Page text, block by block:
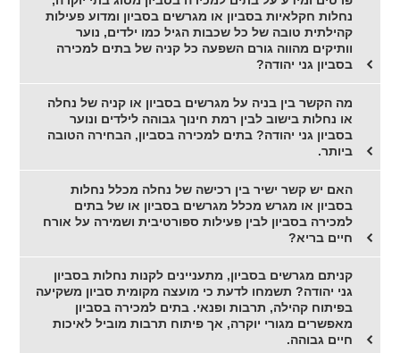
נחלות חקלאיות בסביון או מגרשים בסביון ומדוע פעילות
קהילתית טובה של כל שכבות הגיל כמו ילדים, נוער
וותיקים מהווה גורם השפעה כל קניה של בתים למכירה
בסביון גני יהודה?
מה הקשר בין בניה על מגרשים בסביון או קניה של נחלה
או נחלות בישוב לבין רמת חינוך גבוהה לילדים ונוער
בסביון גני יהודה? בתים למכירה בסביון, הבחירה הטובה
ביותר.
האם יש קשר ישיר בין רכישה של נחלה מכלל נחלות
בסביון או מגרש מכלל מגרשים בסביון או של בתים
למכירה בסביון לבין פעילות ספורטיבית ושמירה על אורח
חיים בריא?
קניתם מגרשים בסביון, מתעניינים לקנות נחלות בסביון
גני יהודה? תשמחו לדעת כי מועצה מקומית סביון משקיעה
בפיתוח קהילה, תרבות ופנאי. בתים למכירה בסביון
מאפשרים מגורי יוקרה, אך פיתוח תרבות מוביל לאיכות
חיים גבוהה.